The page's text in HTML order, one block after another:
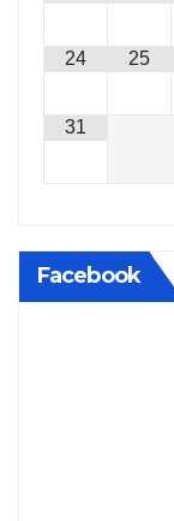
24 25
31
Facebook